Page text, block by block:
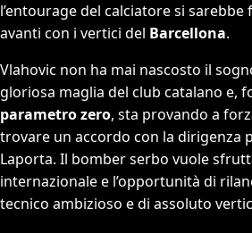
l’entourage del calciatore si
avanti con i vertici del Barcellona.
Vlahovic non ha mai nascosto il
gloriosa maglia del club catalano e,
parametro zero, sta provando a
trovare un accordo con la dirigenza
Laporta. Il bomber serbo vuole
internazionale e l’opportunità di
tecnico ambizioso e di assoluto